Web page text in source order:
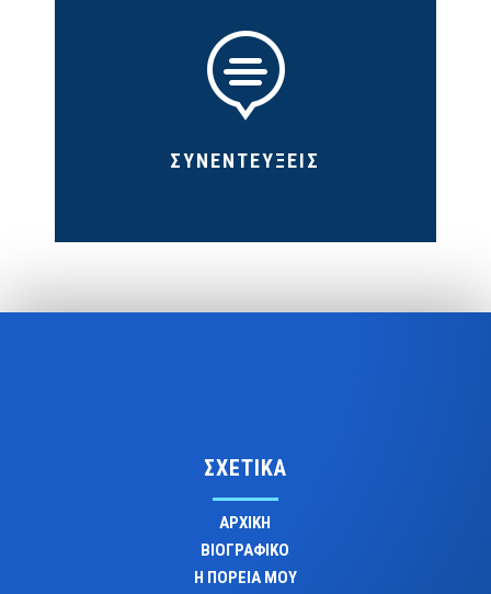

ΣΥΝΕΝΤΕΥΞΕΙΣ
ΣΧΕΤΙΚΑ
ΑΡΧΙΚΗ
ΒΙΟΓΡΑΦΙΚΟ
Η ΠΟΡΕΙΑ ΜΟΥ